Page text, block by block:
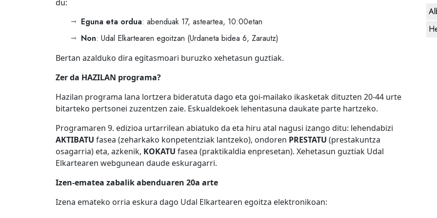
du:
Eguna eta ordua: abenduak 17, asteartea, 10:00etan
Non: Udal Elkartearen egoitzan (Urdaneta bidea 6, Zarautz)
Bertan azalduko dira egitasmoari buruzko xehetasun guztiak.
Zer da HAZILAN programa?
Hazilan programa lana lortzera bideratuta dago eta goi-mailako ikasketak dituzten 20-44 urte
bitarteko pertsonei zuzentzen zaie. Eskualdekoek lehentasuna daukate parte hartzeko.
Programaren 9. edizioa urtarrilean abiatuko da eta hiru atal nagusi izango ditu: lehendabizi
AKTIBATU fasea (zeharkako konpetentziak lantzeko), ondoren PRESTATU (prestakuntza
osagarria) eta, azkenik, KOKATU fasea (praktikaldia enpresetan). Xehetasun guztiak Udal
Elkartearen webgunean daude eskuragarri.
Izen-ematea zabalik abenduaren 20a arte
Izena emateko orria eskura dago Udal Elkartearen egoitza elektronikoan: